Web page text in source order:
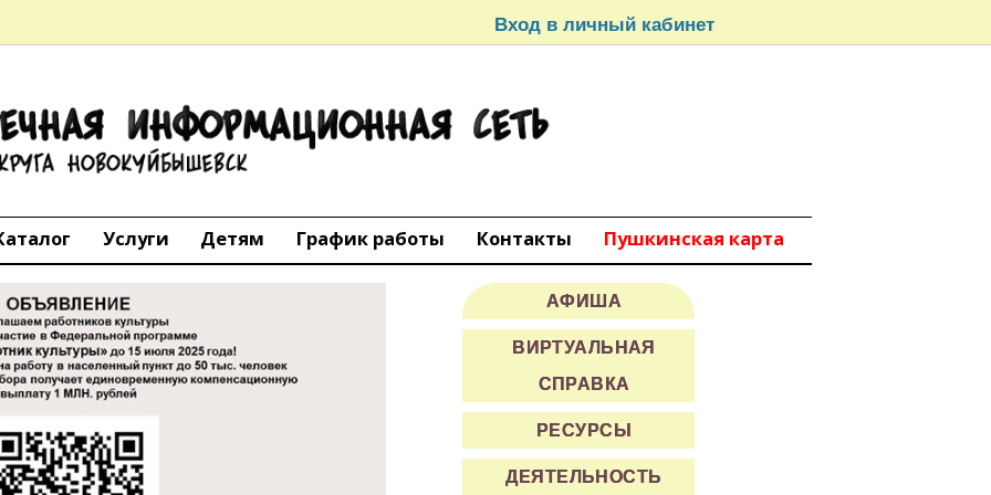
Вход в личный кабинет
СЕТЬ
округа Новокуйбышевск
Услуги Детям График работы Контакты Пушкинская карта
АФИША
ВИРТУАЛЬНАЯ
СПРАВКА
РЕСУРСЫ
ДЕЯТЕЛЬНОСТЬ